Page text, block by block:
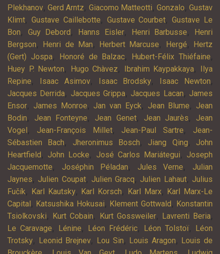
Plekhanov,Gerd Arntz, Giacomo Matteotti, Gonzalo,Gustav
Klimt, Gustave Caillebotte, Gustave Courbet,Gustave Le
Bon, Guy Debord , Hanns Eisler, Henri Barbusse,
Henri
Bergson, Henri de Man, Herbert Marcuse, Hergé,
Hertz
(Gert) Jospa, Honoré de Balzac, Hubert-Félix Thiéfaine,
Huey P. Newton, Hugo Chàvez, Ibrahim Kaypakkaya,
Ilya
Repine, Isaac Asimov, Isaac Brodsky, Isaac Newton,
Jacques Derrida, Jacques Grippa, Jacques Lacan, James
Ensor, James Monroe, Jan van Eyck, Jean Blume, Jean
Bodin, Jean Fonteyne, Jean Genet, Jean Jaurès, Jean
Vogel , Jean-François Millet, Jean-Paul Sartre, Jean-
Sébastien Bach, Jheronimus Bosch, Jiang Qing, John
Heartfield , John Locke, José Carlos Mariátegui, Joseph
Jacquemotte, Joséphin Péladan, Jules Verne, Julian
Jaynes, Julien Coupat, Julien Gracq, Julien Lahaut, Julius
Fučík, Karl Kautsky, Karl Korsch, Karl Marx, Karl Marx-Le
Capital , Katsushika Hokusai, Klement Gottwald , Konstantin
Tsiolkovski, Kurt Cobain, Kurt Gossweiler, Lavrenti Beria,
Le Caravage, Lénine, Léon Frédéric, Léon Tolstoï,
Léon
Trotsky, Leonid Brejnev, Lou Sin, Louis Aragon, Louis de